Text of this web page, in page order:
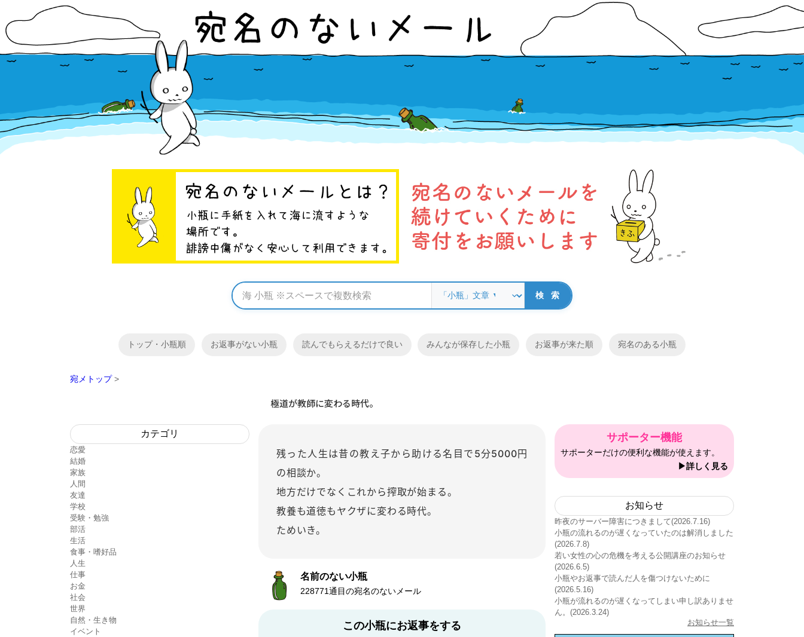
トップ・小瓶順 お返事がない小瓶 読んでもらえるだけで良い みんなが保存した小瓶 お返事が来た順 宛名のある小瓶
宛メトップ >
極道が教師に変わる時代。
カテゴリ
恋愛
結婚
家族
人間
友達
学校
受験・勉強
部活
生活
食事・嗜好品
人生
仕事
お金
社会
世界
自然・生き物
イベント
残った人生は昔の教え子から助ける名目で5分5000円
の相談か。
地方だけでなくこれから搾取が始まる。
教養も道徳もヤクザに変わる時代。
ためいき。
名前のない小瓶
228771通目の宛名のないメール
この小瓶にお返事をする
サポーター機能
サポーターだけの便利な機能が使えます。
▶詳しく見る
お知らせ
昨夜のサーバー障害につきまして(2026.7.16)
小瓶の流れるのが遅くなっていたのは解消しました
(2026.7.8)
若い女性の心の危機を考える公開講座のお知らせ
(2026.6.5)
小瓶やお返事で読んだ人を傷つけないために
(2026.5.16)
小瓶が流れるのが遅くなってしまい申し訳ありませ
ん。(2026.3.24)
お知らせ一覧